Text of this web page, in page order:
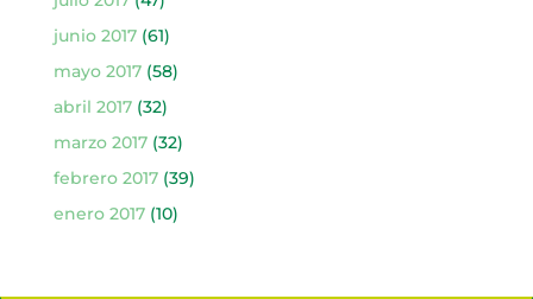
junio 2017(61)
mayo 2017(58)
abril 2017(32)
marzo 2017(32)
febrero 2017(39)
enero 2017(10)